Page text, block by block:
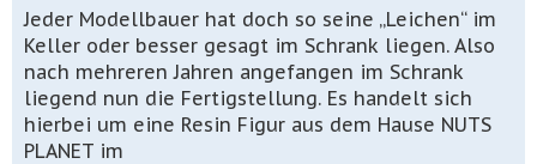
Jeder Modellbauer hat doch so seine „Leichen“ im
Keller oder besser gesagt im Schrank liegen. Also
nach mehreren Jahren angefangen im Schrank
liegend nun die Fertigstellung. Es handelt sich
hierbei um eine Resin Figur aus dem Hause NUTS
PLANET im